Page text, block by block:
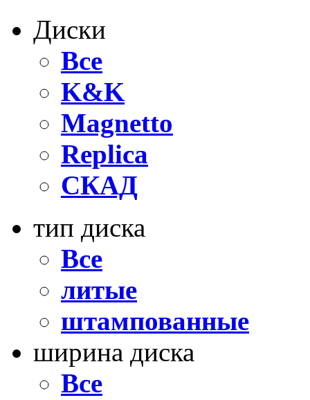
Диски
Все
K&K
Magnetto
Replica
СКАД
тип диска
Все
литые
штампованные
ширина диска
Все